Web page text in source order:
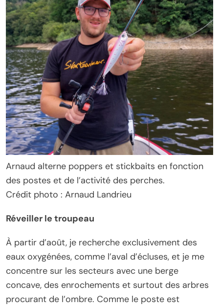
Arnaud alterne poppers et stickbaits en fonction
des postes et de l’activité des perches.
Crédit photo : Arnaud Landrieu
Réveiller le troupeau
À partir d’août, je recherche exclusivement des
eaux oxygénées, comme l’aval d’écluses, et je me
concentre sur les secteurs avec une berge
concave, des enrochements et surtout des arbres
procurant de l’ombre. Comme le poste est